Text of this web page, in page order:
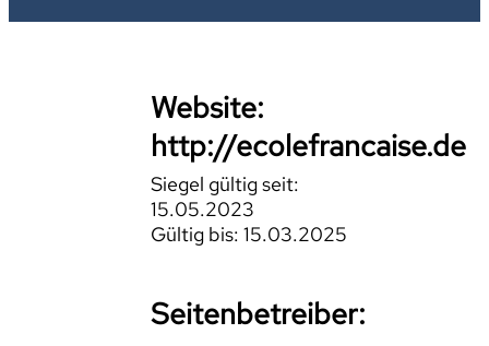
Website:
http://ecolefrancaise.de
Siegel gültig seit:
15.05.2023
Gültig bis: 15.03.2025
Seitenbetreiber: